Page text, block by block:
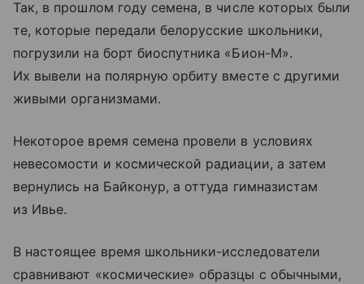
Так, в прошлом году семена, в числе которых были
те, которые передали белорусские школьники,
погрузили на борт биоспутника «Бион-М».
Их вывели на полярную орбиту вместе с другими
живыми организмами.
Некоторое время семена провели в условиях
невесомости и космической радиации, а затем
вернулись на Байконур, а оттуда гимназистам
из Ивье.
В настоящее время школьники-исследователи
сравнивают «космические» образцы с обычными,